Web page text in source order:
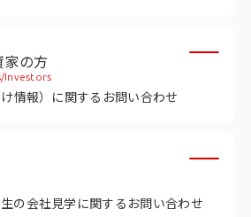
家の方
Investors
情報）に関するお問い合わせ
の会社見学に関するお問い合わせ